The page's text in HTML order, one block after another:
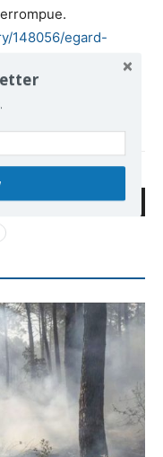
148056/egard-
Search